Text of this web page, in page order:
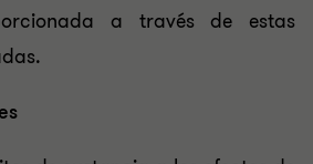
a través de estas